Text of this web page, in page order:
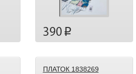
390 p
ПЛАТОК 1838269